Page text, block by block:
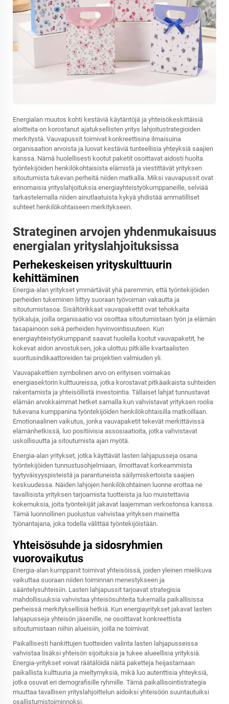
Energialan muutos kohti kestäviä käytäntöjä ja yhteisökeskittäisiä
aloitteita on korostanut ajatuksellisten yritys lahjoitustrategioiden
merkitystä. Vauvapussit toimivat konkreettisina ilmaisuina
organisaation arvoista ja luovat kestäviä tunteellisia yhteyksiä saajien
kanssa. Nämä huolellisesti kootut paketit osoittavat aidosti huolta
työntekijöiden henkilökohtaisista elämistä ja viestittävät yrityksen
sitoutumista tukevan perheitä niiden matkalla. Miksi vauvapussit ovat
erinomaisia yrityslahjoituksia energiayhteistyökumppaneille, selviää
tarkastelemalla niiden ainutlaatuista kykyä yhdistää ammatilliset
suhteet henkilökohtaiseen merkitykseen.
Strateginen arvojen yhdenmukaisuus
energialan yrityslahjoituksissa
Perhekeskeisen yrityskulttuurin
kehittäminen
Energia-alan yritykset ymmärtävät yhä paremmin, että työntekijöiden
perheiden tukeminen liittyy suoraan työvoiman vakautta ja
sitoutumistasoa. Sisältörikkaat vauvapakettit ovat tehokkaita
työkaluja, joilla organisaatio voi osoittaa sitoutumistaan työn ja elämän
tasapainoon sekä perheiden hyvinvointisuuteen. Kun
energiayhteistyökumppanit saavat huolella kootut vauvapaketit, he
kokevat aidon arvostuksen, joka ulottuu pitkälle kvartaalisten
suoritusindikaattoreiden tai projektien valmiuden yli.
Vauvapakettien symbolinen arvo on erityisen voimakas
energiasektorin kulttuureissa, jotka korostavat pitkäaikaista suhteiden
rakentamista ja yhteisöllistä investointia. Tällaiset lahjat tunnustavat
elämän arvokkaimmat hetket samalla kun vahvistavat yrityksen roolia
tukevana kumppanina työntekijöiden henkilökohtaisilla matkoillaan.
Emotionaalinen vaikutus, jonka vauvapaketit tekevät merkittävissä
elämänhetkissä, luo positiivisia assosiaatioita, jotka vahvistavat
uskollisuutta ja sitoutumista ajan myötä.
Energia-alan yritykset, jotka käyttävät lasten lahjapusseja osana
työntekijöiden tunnustusohjelmiaan, ilmoittavat korkeammista
tyytyväisyyspisteistä ja parantuneista säilymiskertoista saajien
keskuudessa. Näiden lahjojen henkilökohtainen luonne erottaa ne
tavallisista yrityksen tarjoamista tuotteista ja luo muistettavia
kokemuksia, joita työntekijät jakavat laajemman verkostonsa kanssa.
Tämä luonnollinen puolustus vahvistaa yrityksen mainetta
työnantajana, joka todella välittää työntekijöistään.
Yhteisösuhde ja sidosryhmien
vuorovaikutus
Energia-alan kumppanit toimivat yhteisöissä, joiden yleinen mielikuva
vaikuttaa suoraan niiden toiminnan menestykseen ja
sääntelysuhteisiin. Lasten lahjapussit tarjoavat strategisia
mahdollisuuksia vahvistaa yhteisösuhteita tukemalla paikallisissa
perheissä merkityksellisiä hetkiä. Kun energiayritykset jakavat lasten
lahjapusseja yhteisön jäsenille, ne osoittavat konkreettista
sitoutumistaan niihin alueisiin, joilla ne toimivat.
Paikallisesti hankittujen tuotteiden valinta lasten lahjapusseissa
vahvistaa lisäksi yhteisön sijoituksia ja tukee alueellisia yrityksiä.
Energia-yritykset voivat räätälöidä näitä paketteja heijastamaan
paikallista kulttuuria ja mieltymyksiä, mikä luo autenttisia yhteyksiä,
jotka osuvat eri demografisille ryhmille. Tämä paikallisointistrategia
muuttaa tavallisen yrityslahjoittelun aidoiksi yhteisöön suuntautuiksi
osallistumistoiminnoksi.